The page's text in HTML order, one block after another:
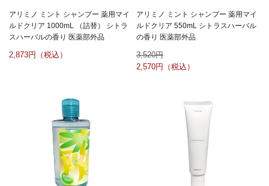
アリミノ ミント シャンプー 薬用マイ
ルドクリア 1000mL （詰替） シトラ
スハーバルの香り 医薬部外品
2,873
アリミノ ミント シャンプー 薬用マイ
ルドクリア 550mL シトラスハーバル
の香り 医薬部外品
3,520
2,570